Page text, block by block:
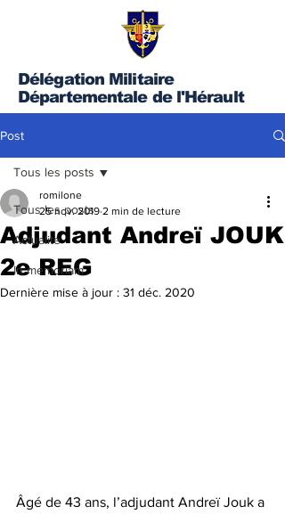
Délégation Militaire
Départementale de l'Hérault
Post
Tous les posts
Actualité
In memoriam
Tous les posts
Adjudant Andreï JOUK
2e REG
romilone
25 nov. 2019 2 min de lecture
Dernière mise à jour : 31 déc. 2020
Âgé de 43 ans, l’adjudant Andreï Jouk a